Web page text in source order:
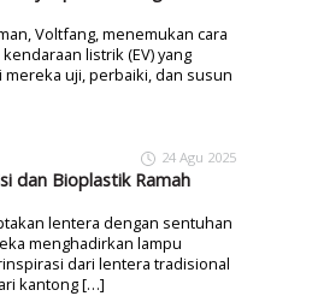
Voltfang, menemukan cara
listrik (EV) yang
uji, perbaiki, dan susun
24 Agu 2025
dan Bioplastik Ramah
lentera dengan sentuhan
menghadirkan lampu
dari lentera tradisional
kantong […]